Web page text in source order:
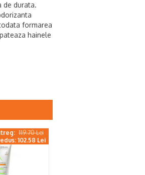
de durata.
formarea
hainele
119.70 Lei
102.58 Lei